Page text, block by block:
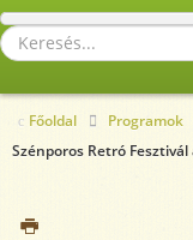
Keresés...
Főoldal
Programok
Szénporos Retró